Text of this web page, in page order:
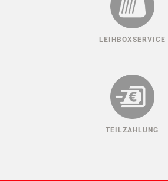
LEIHBOXSERVICE
TEILZAHLUNG